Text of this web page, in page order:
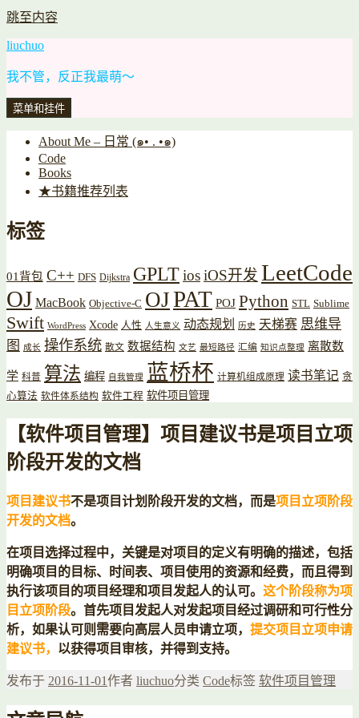
跳至内容
liuchuo
我不管，反正我最萌～
菜单和挂件
About Me – 日常 (๑• . •๑)
Code
Books
★书籍推荐列表
标签
01背包 C++ DFS Dijkstra GPLTiosiOS开发 LeetCode
OJ MacBook Objective-C OJPAT POJ Python STL Sublime
Swift WordPress Xcode 人性 人生意义 动态规划 历史 天梯赛 思维导
图
成长 操作系统 散文 数据结构 文艺 最短路径 汇编 知识点整理 离散数
学 科普 算法 编程 自我管理 蓝桥杯 计算机组成原理 读书笔记 贪
心算法 软件体系结构 软件工程 软件项目管理
【软件项目管理】项目建议书是项目立项
阶段开发的文档
项目建议书不是项目计划阶段开发的文档，而是项目立项阶段
开发的文档。
在项目选择过程中，关键是对项目的定义有明确的描述，包括
明确项目的目标、时间表、项目使用的资源和经费，而且得到
执行该项目的项目经理和项目发起人的认可。 这个阶段称为项
目立项阶段。首先项目发起人对发起项目经过调研和可行性分
析，如果认可则需要向高层人员申请立项， 提交项目立项申请
建议书， 以获得项目审核，并得到支持。
发布于 2016-11-01作者 liuchuo分类 Code标签 软件项目管理